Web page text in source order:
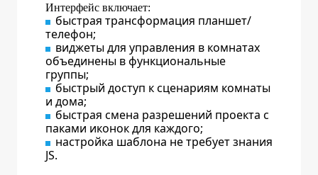
Интерфейс включает:
быстрая трансформация планшет/
телефон;
виджеты для управления в комнатах
объединены в функциональные
группы;
быстрый доступ к сценариям комнаты
и дома;
быстрая смена разрешений проекта с
паками иконок для каждого;
настройка шаблона не требует знания
JS.